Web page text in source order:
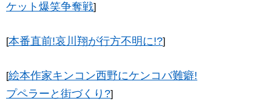
ケット爆笑争奪戦]
[本番直前!哀川翔が行方不明に!?]
[絵本作家キンコン西野にケンコバ難癖!
プペラーと街づくり?]